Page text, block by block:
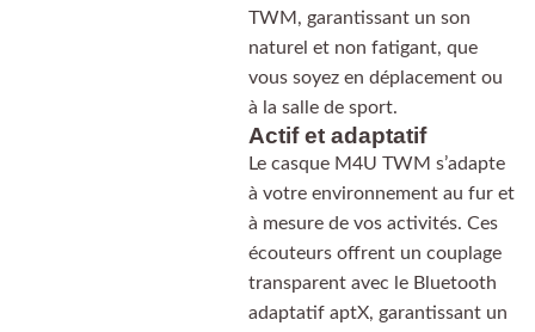
TWM, garantissant un son
naturel et non fatigant, que
vous soyez en déplacement ou
à la salle de sport.
Actif et adaptatif
Le casque M4U TWM s’adapte
à votre environnement au fur et
à mesure de vos activités. Ces
écouteurs offrent un couplage
transparent avec le Bluetooth
adaptatif aptX, garantissant un